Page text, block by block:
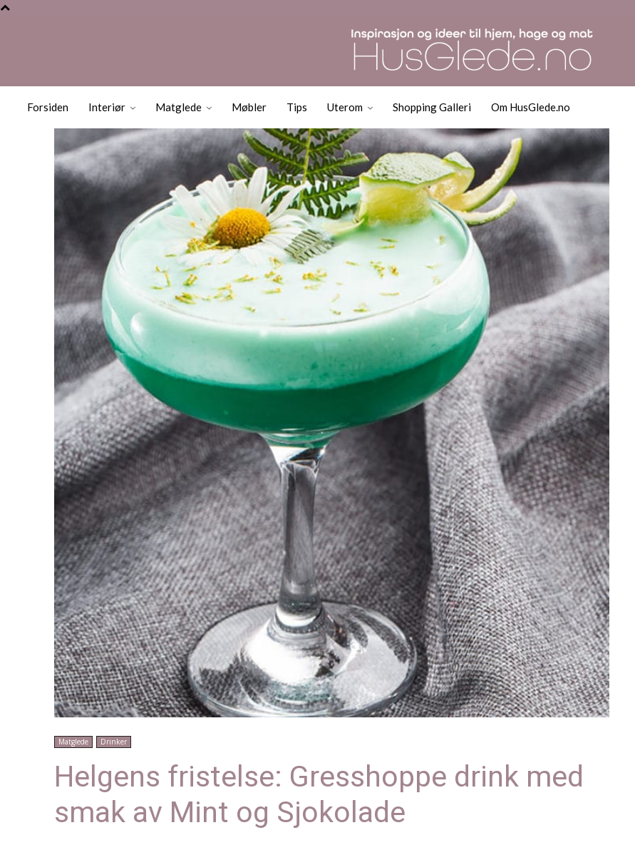
Forsiden Interiør Matglede Møbler Tips Uterom Shopping Galleri Om HusGlede.no
Helgens fristelse: Gresshoppe drink
Mint og Sjokolade
Matglede Drinker
Helgens fristelse: Gresshoppe drink med
smak av Mint og Sjokolade